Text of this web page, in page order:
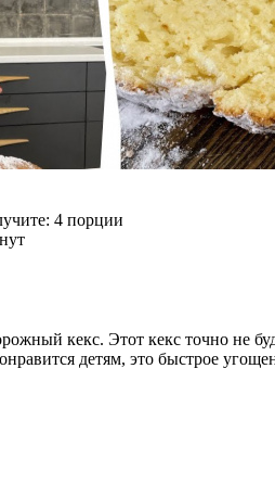
4 порции
кекс. Этот кекс точно не
детям, это быстрое